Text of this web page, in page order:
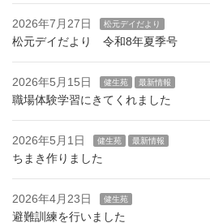
2026年7月27日 松元デイだより
松元デイだより 令和8年夏季号
2026年5月15日 健生苑 最新情報
職場体験学習にきてくれました
2026年5月1日 健生苑 最新情報
ちまき作りました
2026年4月23日 健生苑
避難訓練を行いました